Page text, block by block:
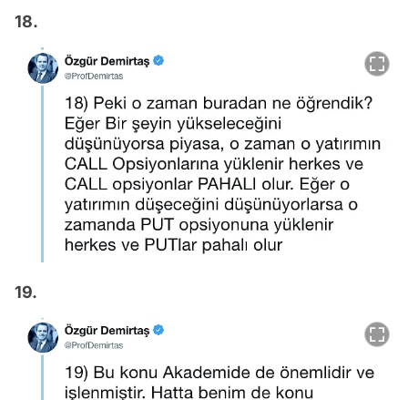
18.
19.